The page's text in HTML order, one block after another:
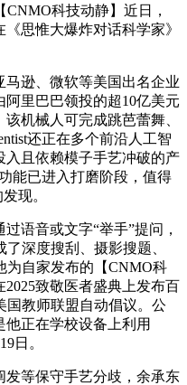
科技动静】近日，
思惟大爆炸对话科学家》
逊、微软等美国出名企业
里巴巴领投的超10亿美元
机械人可完成跳芭蕾舞、
还正在多个前沿人工智
且依赖模子手艺冲破的产
能已进入打磨阶段，值得
现。
音或文字“举手”提问，
深度搜刮、摄影搜题、
为自家发布的【CNMO科
致敬医者盛典上发布百
国教师联盟自动倡议。公
正在学校设备上利用
日。
等保守手艺分歧，余承东